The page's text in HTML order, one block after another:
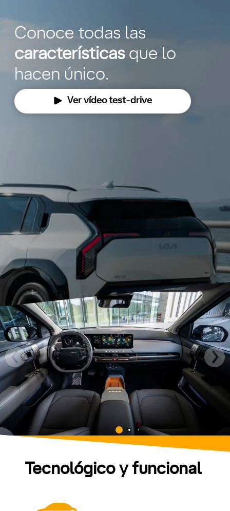
Conoce todas las
característicasque lo
hacen único.
Ver vídeo test-drive
Tecnológico y funcional